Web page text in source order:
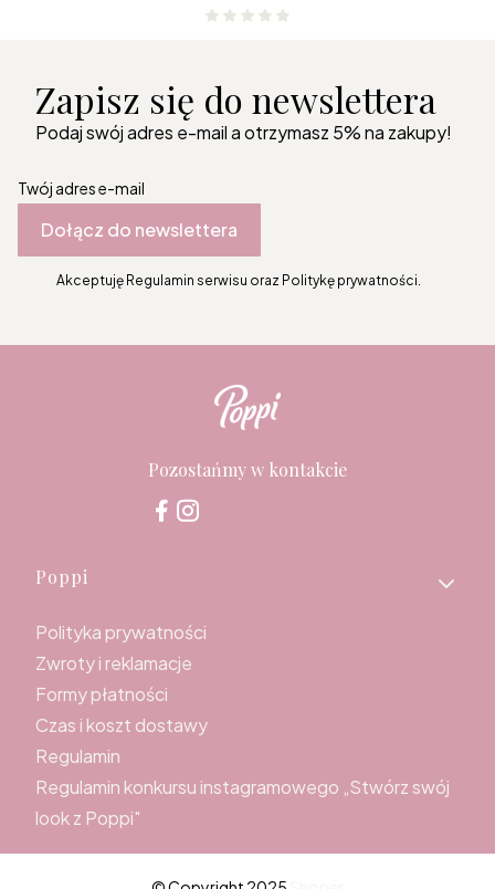
Zapisz się do newslettera
Podaj swój adres e-mail a otrzymasz 5% na zakupy!
Twój adres e-mail
Dołącz do newslettera
Akceptuję Regulamin serwisu oraz Politykę prywatności.
Pozostańmy w kontakcie
Linki w stopce
Poppi
Polityka prywatności
Zwroty i reklamacje
Formy płatności
Czas i koszt dostawy
Regulamin
Regulamin konkursu instagramowego „Stwórz swój
look z Poppi"